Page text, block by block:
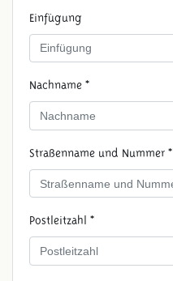
Einfügung
Nachname *
Straßenname und Nummer *
Postleitzahl *